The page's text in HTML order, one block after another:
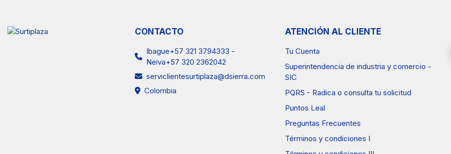
CONTACTO
Ibague+57 321 3794333 -
Neiva+57 320 2362042
serviclientesurtiplaza@dsierra.com
Colombia
ATENCIÓN AL CLIENTE
Tu Cuenta
Superintendencia de industria y comercio -
SIC
PQRS - Radica o consulta tu solicitud
Puntos Leal
Preguntas Frecuentes
Términos y condiciones I